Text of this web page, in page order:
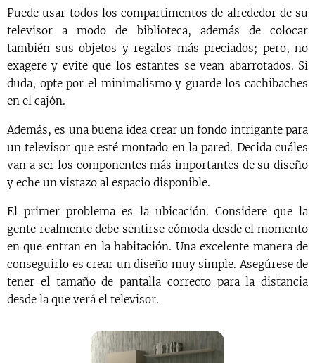
Puede usar todos los compartimentos de alrededor de su
televisor a modo de biblioteca, además de colocar
también sus objetos y regalos más preciados; pero, no
exagere y evite que los estantes se vean abarrotados. Si
duda, opte por el minimalismo y guarde los cachibaches
en el cajón.
Además, es una buena idea crear un fondo intrigante para
un televisor que esté montado en la pared. Decida cuáles
van a ser los componentes más importantes de su diseño
y eche un vistazo al espacio disponible.
El primer problema es la ubicación. Considere que la
gente realmente debe sentirse cómoda desde el momento
en que entran en la habitación. Una excelente manera de
conseguirlo es crear un diseño muy simple. Asegúrese de
tener el tamaño de pantalla correcto para la distancia
desde la que verá el televisor.